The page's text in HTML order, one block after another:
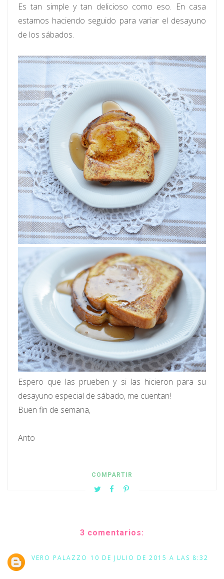
Es tan simple y tan delicioso como eso. En casa
estamos haciendo seguido para variar el desayuno
de los sábados.
Espero que las prueben y si las hicieron para su
desayuno especial de sábado, me cuentan!
Buen fin de semana,
Anto
COMPARTIR
3 comentarios:
VERO PALAZZO 10 DE JULIO DE 2015 A LAS 8:32